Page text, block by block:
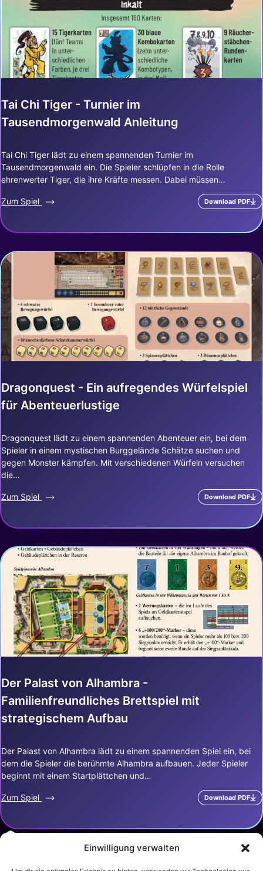
Einwilligung verwalten
Tai Chi Tiger - Turnier im
Tausendmorgenwald Anleitung
Tai Chi Tiger lädt zu einem spannenden Turnier im
Tausendmorgenwald ein. Die Spieler schlüpfen in die Rolle
ehrenwerter Tiger, die ihre Kräfte messen. Dabei müssen…
Zum Spiel Download PDF
Dragonquest - Ein aufregendes Würfelspiel
für Abenteuerlustige
Dragonquest lädt zu einem spannenden Abenteuer ein, bei dem
Spieler in einem mystischen Burggelände Schätze suchen und
gegen Monster kämpfen. Mit verschiedenen Würfeln versuchen
die…
Zum Spiel Download PDF
Der Palast von Alhambra -
Familienfreundliches Brettspiel mit
strategischem Aufbau
Der Palast von Alhambra lädt zu einem spannenden Spiel ein, bei
dem die Spieler die berühmte Alhambra aufbauen. Jeder Spieler
beginnt mit einem Startplättchen und…
Zum Spiel Download PDF